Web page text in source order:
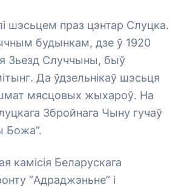
шэсьцем праз цэнтар Слуцка.
будынкам, дзе ў 1920
Зьезд Случчыны, быў
Да ўдзельнікаў шэсьця
мясцовых жыхароў. На
Збройнага Чыну гучаў
Божа”.
камісія Беларускага
“Адраджэньне” і